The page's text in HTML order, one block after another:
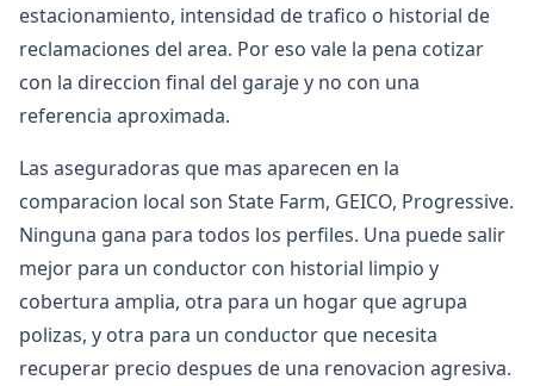
estacionamiento, intensidad de trafico o historial de
reclamaciones del area. Por eso vale la pena cotizar
con la direccion final del garaje y no con una
referencia aproximada.
Las aseguradoras que mas aparecen en la
comparacion local son State Farm, GEICO, Progressive.
Ninguna gana para todos los perfiles. Una puede salir
mejor para un conductor con historial limpio y
cobertura amplia, otra para un hogar que agrupa
polizas, y otra para un conductor que necesita
recuperar precio despues de una renovacion agresiva.